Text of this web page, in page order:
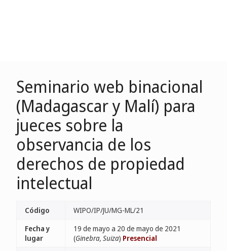
Seminario web binacional
(Madagascar y Malí) para
jueces sobre la
observancia de los
derechos de propiedad
intelectual
Código
WIPO/IP/JU/MG-ML/21
Fecha y
lugar
19 de mayo a 20 de mayo de 2021
(Ginebra, Suiza) Presencial